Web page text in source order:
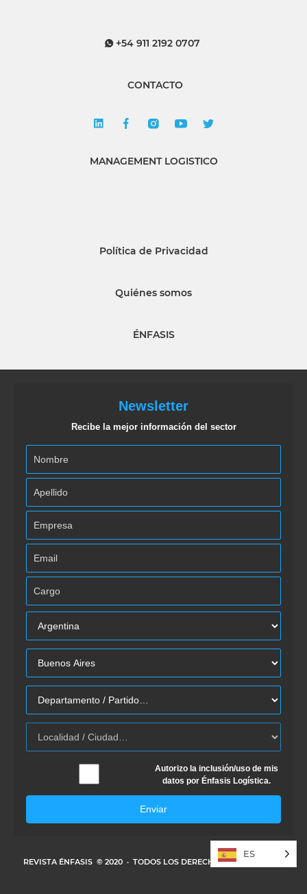
+54 911 2192 0707
CONTACTO
MANAGEMENT LOGISTICO
Política de Privacidad
Quiénes somos
ÉNFASIS
Newsletter
Recibe la mejor información del sector
Autorizo la inclusión/uso de mis
datos por Énfasis Logística.
Enviar
REVISTA ÉNFASIS © 2020 · TODOS LOS DERECHOS RESERVADOS
ES